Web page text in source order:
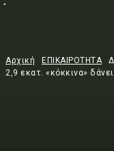
Αρχική ΕΠΙΚΑΙΡΟΤΗΤΑ
2,9 εκατ. «κόκκινα»